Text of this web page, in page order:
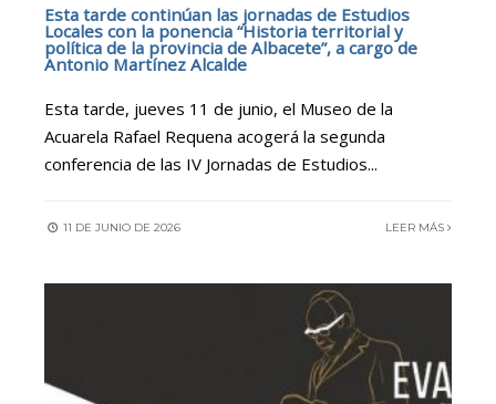
Esta tarde continúan las jornadas de Estudios
Locales con la ponencia “Historia territorial y
política de la provincia de Albacete”, a cargo de
Antonio Martínez Alcalde
Esta tarde, jueves 11 de junio, el Museo de la
Acuarela Rafael Requena acogerá la segunda
conferencia de las IV Jornadas de Estudios...
11 DE JUNIO DE 2026 LEER MÁS